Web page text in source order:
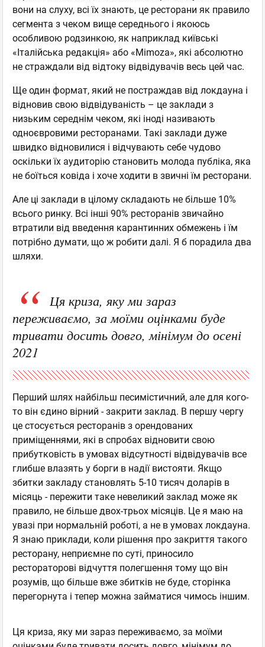
вони на слуху, всі їх знають, це ресторани як правило
сегмента з чеком вище середнього і якоюсь
особливою родзинкою, як наприклад київські
«Італійська редакція» або «Mimoza», які абсолютно
не страждали від відтоку відвідувачів весь цей час.
Ще один формат, який не постраждав від локдауна і
відновив свою відвідуваність – це заклади з
низьким середнім чеком, які іноді називають
одноєвровими ресторанами. Такі заклади дуже
швидко відновилися і відчувають себе чудово
оскільки їх аудиторію становить молода публіка, яка
не боїться ковіда і хоче ходити в звичні їм ресторани.
Але ці заклади в цілому складають не більше 10%
всього ринку. Всі інші 90% ресторанів звичайно
втратили від введення карантинних обмежень і їм
потрібно думати, що ж робити далі. Я б порадила два
шляхи.
Ця криза, яку ми зараз
переживаємо, за моїми оцінками буде
тривати досить довго, мінімум до осені
2021
Перший шлях найбільш песимістичний, але для кого-
то він єдино вірний - закрити заклад. В першу чергу
це стосується ресторанів з орендованих
приміщеннями, які в спробах відновити свою
прибутковість в умовах відсутності відвідувачів все
глибше влазять у борги в надії вистояти. Якщо
збитки закладу становлять 5-10 тисяч доларів в
місяць - пережити таке невеликий заклад може як
правило, не більше двох-трьох місяців. Це я маю на
увазі при нормальній роботі, а не в умовах локдауна.
Я знаю приклади, коли рішення про закриття такого
ресторану, неприємне по суті, приносило
рестораторові відчуття полегшення тому що він
розумів, що більше вже збитків не буде, сторінка
перегорнута і тепер можна займатися чимось іншим.
Ця криза, яку ми зараз переживаємо, за моїми